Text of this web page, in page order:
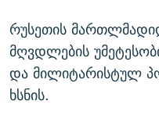
რუსეთის
მღვდლების
და მილიტარისტულ
ხსნის.